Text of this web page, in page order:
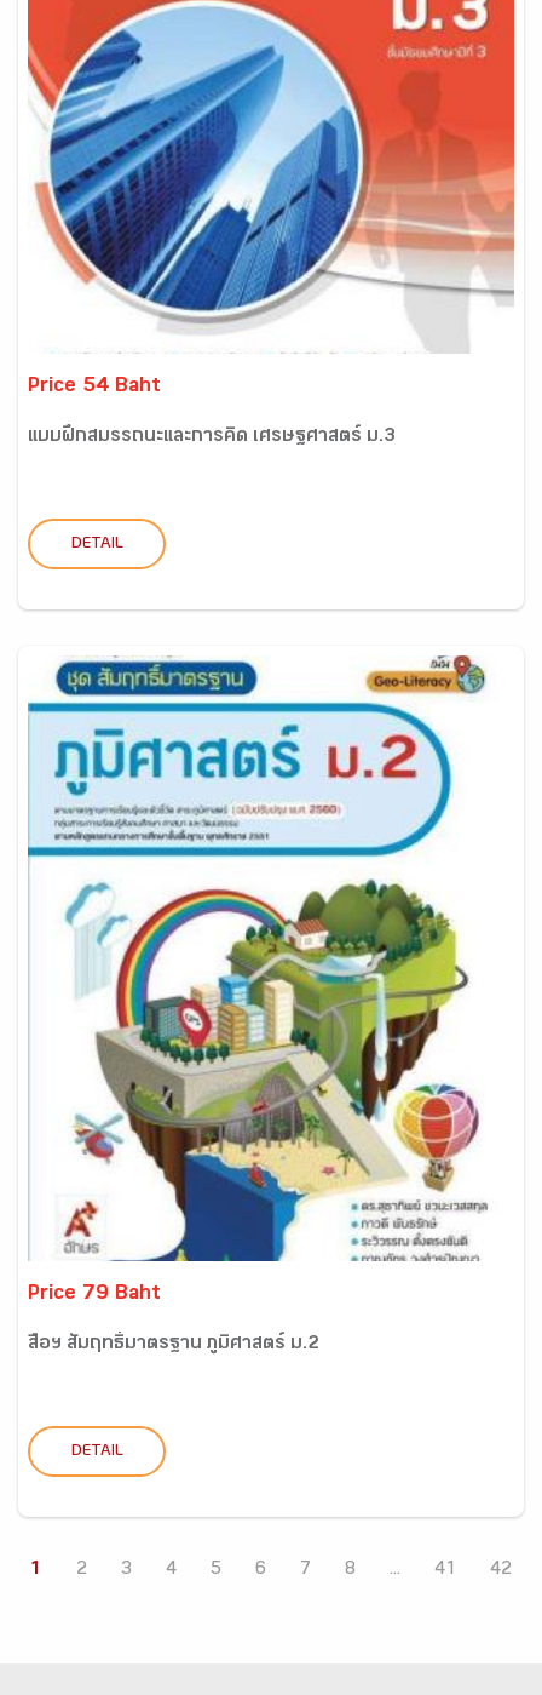
Price 54 Baht
แบบฝึกสมรรถนะและการคิด เศรษฐศาสตร์ ม.3
DETAIL
Price 79 Baht
สื่อฯ สัมฤทธิ์มาตรฐาน ภูมิศาสตร์ ม.2
DETAIL
1 2 3 4 5 6 7 8 ... 41 42